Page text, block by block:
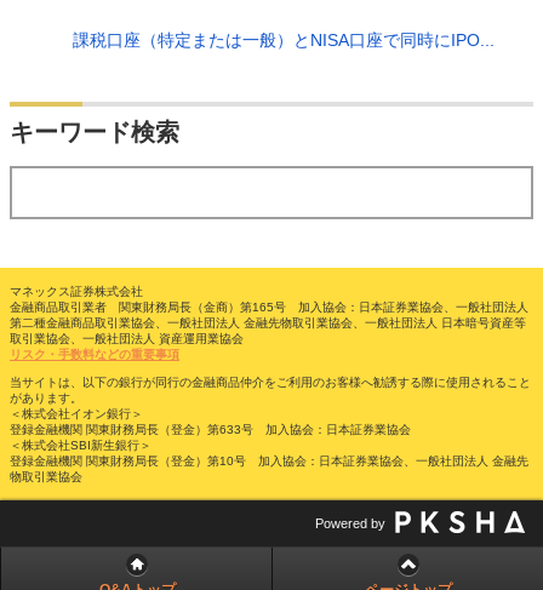
課税口座（特定または一般）とNISA口座で同時にIPO...
キーワード検索
マネックス証券株式会社
金融商品取引業者 関東財務局長（金商）第165号 加入協会：日本証券業協会、一般社団法人
第二種金融商品取引業協会、一般社団法人 金融先物取引業協会、一般社団法人 日本暗号資産等
取引業協会、一般社団法人 資産運用業協会
リスク・手数料などの重要事項
当サイトは、以下の銀行が同行の金融商品仲介をご利用のお客様へ勧誘する際に使用されること
があります。
＜株式会社イオン銀行＞
登録金融機関 関東財務局長（登金）第633号 加入協会：日本証券業協会
＜株式会社SBI新生銀行＞
登録金融機関 関東財務局長（登金）第10号 加入協会：日本証券業協会、一般社団法人 金融先
物取引業協会
Powered by